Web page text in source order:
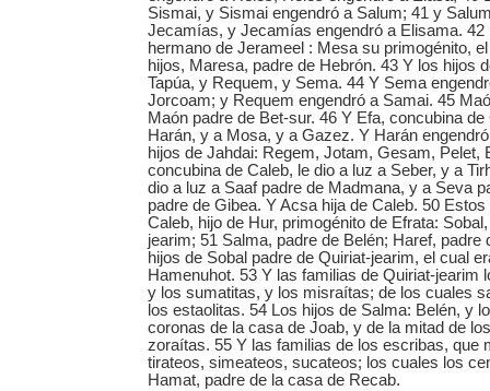
Sismai, y Sismai engendró a Salum; 41 y
Jecamías, y Jecamías engendró a Elisama. 42
hermano de Jerameel : Mesa su primogénito,
hijos, Maresa, padre de Hebrón. 43 Y los hijos
Tapúa, y Requem, y Sema. 44 Y Sema
Jorcoam; y Requem engendró a Samai. 45
Maón padre de Bet-sur. 46 Y Efa, concubina
Harán, y a Mosa, y a Gazez. Y Harán
hijos de Jahdai: Regem, Jotam, Gesam, Pelet,
concubina de Caleb, le dio a luz a Seber, y a
dio a luz a Saaf padre de Madmana, y a Seva
padre de Gibea. Y Acsa hija de Caleb. 50
Caleb, hijo de Hur, primogénito de Efrata:
jearim; 51 Salma, padre de Belén; Haref, padre
hijos de Sobal padre de Quiriat-jearim, el cual
Hamenuhot. 53 Y las familias de Quiriat-jearim
y los sumatitas, y los misraítas; de los cuales
los estaolitas. 54 Los hijos de Salma: Belén, y
coronas de la casa de Joab, y de la mitad de
zoraítas. 55 Y las familias de los escribas, que
tirateos, simeateos, sucateos; los cuales los
Hamat, padre de la casa de Recab.